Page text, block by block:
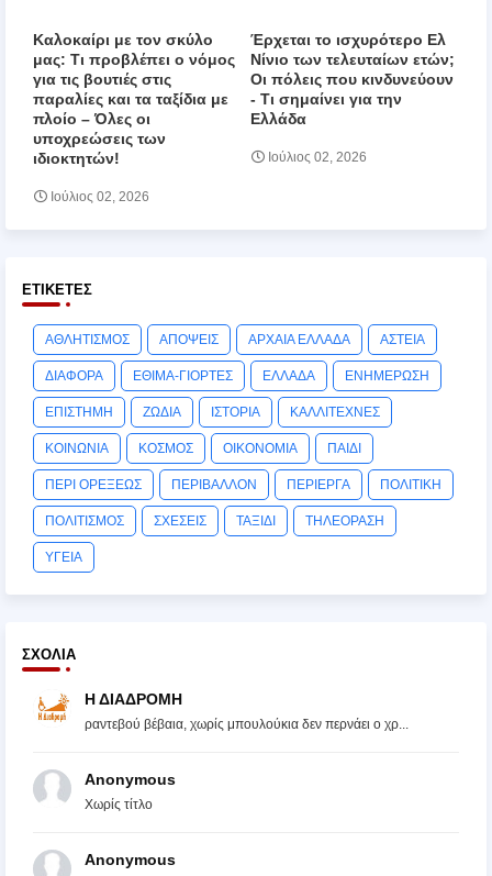
Καλοκαίρι με τον σκύλο
μας: Τι προβλέπει ο νόμος
για τις βουτιές στις
παραλίες και τα ταξίδια με
πλοίο – Όλες οι
υποχρεώσεις των
ιδιοκτητών!
Ιούλιος 02, 2026
Έρχεται το ισχυρότερο Ελ
Νίνιο των τελευταίων ετών;
Οι πόλεις που κινδυνεύουν
‑ Τι σημαίνει για την
Ελλάδα
Ιούλιος 02, 2026
ΕΤΙΚΈΤΕΣ
ΑΘΛΗΤΙΣΜΟΣ ΑΠΟΨΕΙΣ ΑΡΧΑΙΑ ΕΛΛΑΔΑ ΑΣΤΕΙΑ
ΔΙΑΦΟΡΑ ΕΘΙΜΑ-ΓΙΟΡΤΕΣ ΕΛΛΑΔΑ ΕΝΗΜΕΡΩΣΗ
ΕΠΙΣΤΗΜΗ ΖΩΔΙΑ ΙΣΤΟΡΙΑ ΚΑΛΛΙΤΕΧΝΕΣ
ΚΟΙΝΩΝΙΑ ΚΟΣΜΟΣ ΟΙΚΟΝΟΜΙΑ ΠΑΙΔΙ
ΠΕΡΙ ΟΡΕΞΕΩΣ ΠΕΡΙΒΑΛΛΟΝ ΠΕΡΙΕΡΓΑ ΠΟΛΙΤΙΚΗ
ΠΟΛΙΤΙΣΜΟΣ ΣΧΕΣΕΙΣ ΤΑΞΙΔΙ ΤΗΛΕΟΡΑΣΗ
ΥΓΕΙΑ
ΣΧΌΛΙΑ
Η ΔΙΑΔΡΟΜΗ
ραντεβού βέβαια, χωρίς μπουλούκια δεν περνάει ο χρ...
Anonymous
Χωρίς τίτλο
Anonymous